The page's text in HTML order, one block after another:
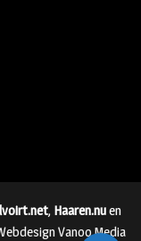
, Haaren.nuen
Vanoo Media